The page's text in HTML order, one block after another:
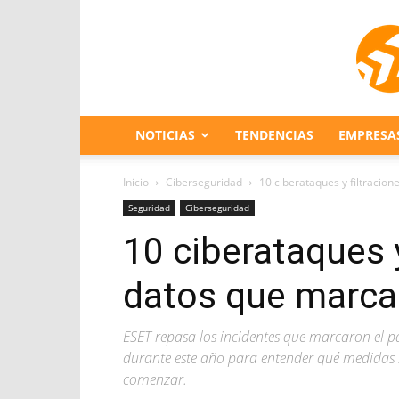
NOTICIAS TENDENCIAS
Inicio Ciberseguridad 10 ciberataques y
Seguridad Ciberseguridad
10
datos que
ESET repasa los incidentes que marcaron
durante este año para entender qué
comenzar.